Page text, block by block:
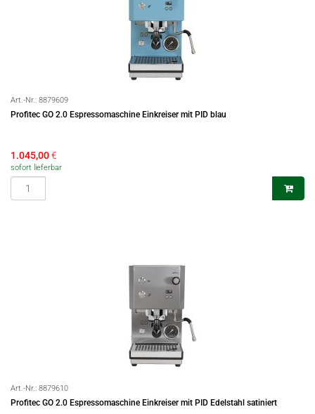
Art.-Nr.: 8879609
Profitec GO 2.0 Espressomaschine Einkreiser mit PID blau
1.045,00€
sofort lieferbar
Art.-Nr.: 8879610
Profitec GO 2.0 Espressomaschine Einkreiser mit PID Edelstahl satiniert